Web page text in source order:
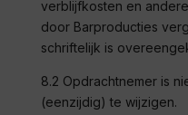
verblijfkosten en
door Barproducties
schriftelijk is
8.2 Opdrachtnemer is
(eenzijdig) te wijzigen.